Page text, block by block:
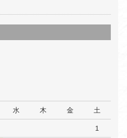
水 木 金 土
1